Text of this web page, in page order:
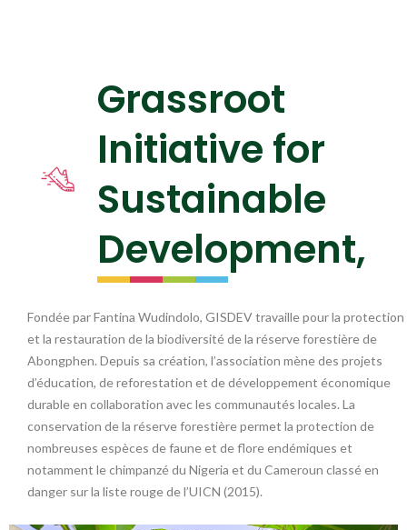
Grassroot
Initiative for
Sustainable
Development,
Fondée par Fantina Wudindolo, GISDEV travaille pour la protection
et la restauration de la biodiversité de la réserve forestière de
Abongphen. Depuis sa création, l’association mène des projets
d’éducation, de reforestation et de développement économique
durable en collaboration avec les communautés locales. La
conservation de la réserve forestière permet la protection de
nombreuses espèces de faune et de flore endémiques et
notamment le chimpanzé du Nigeria et du Cameroun classé en
danger sur la liste rouge de l’UICN (2015).